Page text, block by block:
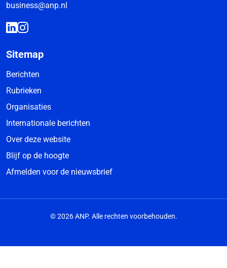
business@anp.nl
Sitemap
Berichten
Rubrieken
Organisaties
Internationale berichten
Over deze website
Blijf op de hoogte
Afmelden voor de nieuwsbrief
© 2026 ANP. Alle rechten voorbehouden.